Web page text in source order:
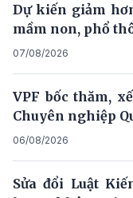
Dự kiến giảm
mầm non, phổ
07/08/2026
VPF bốc thăm,
Chuyên nghiệp
06/08/2026
Sửa đổi Luật